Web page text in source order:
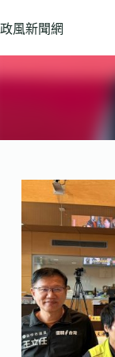
至
政風新聞網